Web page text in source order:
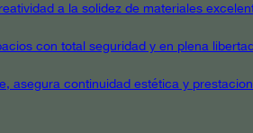
a la solidez de materiales
con total seguridad y en plena
asegura continuidad estética y